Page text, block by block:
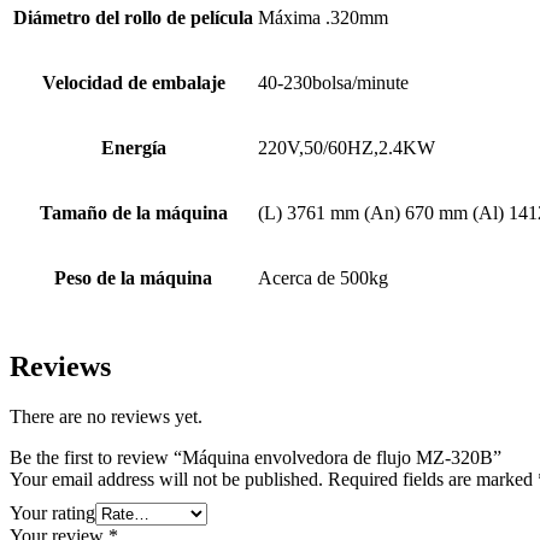
Diámetro del rollo de película Máxima .320mm
Velocidad de embalaje 40-230bolsa/minute
Energía 220V,50/60HZ,2.4KW
Tamaño de la máquina (L) 3761 mm (An) 670 mm (Al)
Peso de la máquina Acerca de 500kg
Reviews
There are no reviews yet.
Be the first to review “Máquina envolvedora de flujo MZ-320B”
Your email address will not be published. Required fields are marked
Your rating